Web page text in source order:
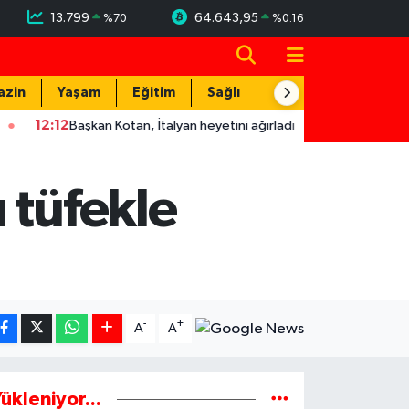
13.799 %70 64.643,95 %0.16
Yaşam Eğitim Sağlık Teknoloji
Başkan Kotan, İtalyan heyetini ağırladı 12:04
tüfekle
A- A+